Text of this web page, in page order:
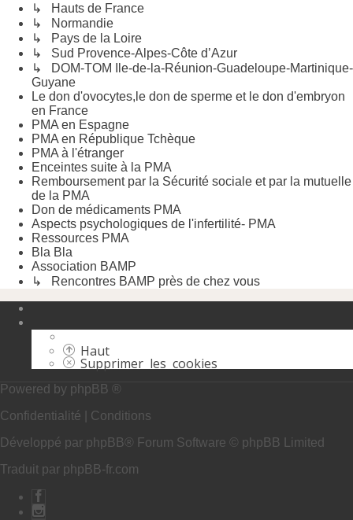
↳ Hauts de France
↳ Normandie
↳ Pays de la Loire
↳ Sud Provence-Alpes-Côte d’Azur
↳ DOM-TOM Ile-de-la-Réunion-Guadeloupe-Martinique-
Guyane
Le don d'ovocytes,le don de sperme et le don d'embryon
en France
PMA en Espagne
PMA en République Tchèque
PMA à l'étranger
Enceintes suite à la PMA
Remboursement par la Sécurité sociale et par la mutuelle
de la PMA
Don de médicaments PMA
Aspects psychologiques de l'infertilité- PMA
Ressources PMA
Bla Bla
Association BAMP
↳ Rencontres BAMP près de chez vous
Haut
Supprimer les cookies
Powered by phpBB ®
Confidentialité
Conditions
Développé par phpBB® Forum Software © phpBB Limited
Traduit par phpBB-fr.com